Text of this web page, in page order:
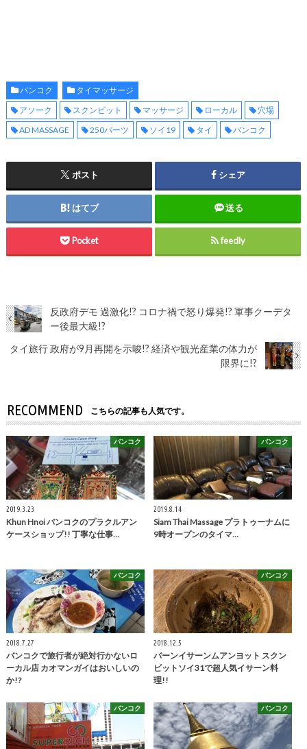
バンコク
タイマッサージ
アソーク
スクンビット マッサージ ローカル
穴場
AD MASSAGE
250バーツ ソイ19 タイ バンコク
ポスト シェア
はてブ 送る
Pocket feedly
反政府デモ 過激化!? コロナ禍で怒り爆発!? 軍事クーデタ
ー後最大級!?
タイ旅行 政府が9月再開を示唆!? 経済や観光産業の体力が
限界に!?
RECOMMEND こちらの記事も人気です。
バンコク
2019.3.23
Khun Hnoi バンコクのプラクルアン
ケースショップ!! 丁寧な仕事…
バンコク
2019.8.14
Siam Thai Massage プラトゥーナムに
9時オープンのタイマ…
バンコク
2018.7.27
バンコクで旅行者が絶対行かないロ
ーカル店 カオマンガイはおいしいの
か!?
バンコク
2018.12.5
バーンイサーンムアンヨット スクン
ビットソイ31で超人気イサーン料
理!!
バンコク バンコク